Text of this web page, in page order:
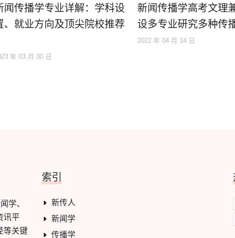
闻传播学专业详解：学科设
、就业方向及顶尖院校推荐
年 03 月 30 日
新闻传播学高考文理
设多专业研究多种传
2022 年 04 月 14 日
学、
讯平
等关键
索引
新传人
新闻学
传播学